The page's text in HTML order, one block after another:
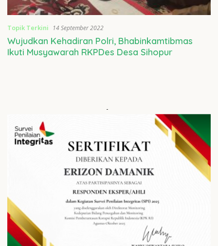
Topik Terkini 14 September 2022
Wujudkan Kehadiran Polri, Bhabinkamtibmas
Ikuti Musyawarah RKPDes Desa Sihopur
-